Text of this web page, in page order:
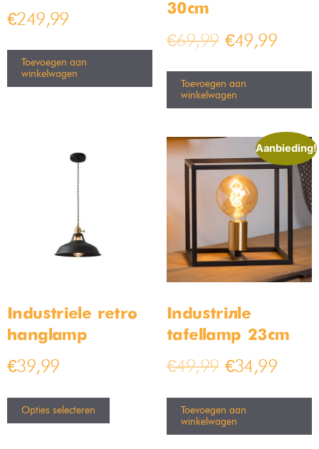
€249,99
Toevoegen aan
winkelwagen
30cm
€69,99 €49,99
Toevoegen aan
winkelwagen
Industriele retro
hanglamp
€39,99
Opties selecteren
Aanbieding!
Industriële
tafellamp 23cm
€49,99 €34,99
Toevoegen aan
winkelwagen